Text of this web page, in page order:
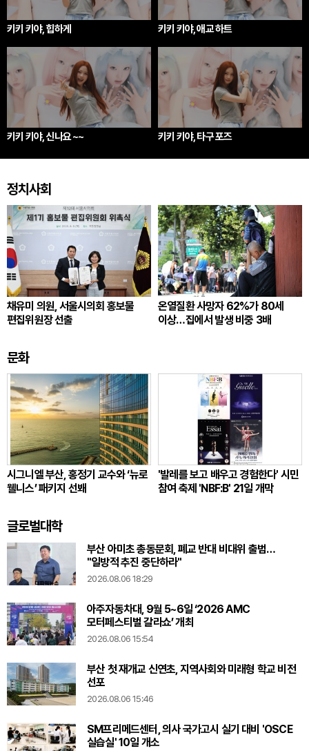
키키 키야, 힙하게 키키 키야, 애교 하트
키키 키야, 신나요 ~~ 키키 키야, 타구 포즈
정치사회
채유미 의원, 서울시의회 홍보물
편집위원장 선출
온열질환 사망자 62%가 80세
이상…집에서 발생 비중 3배
문화
시그니엘 부산, 홍정기 교수와 ‘뉴로
웰니스’ 패키지 선봬
'발레를 보고 배우고 경험한다' 시민
참여 축제 'NBF:B' 21일 개막
글로벌대학
부산 아미초 총동문회, 폐교 반대 비대위 출범…
"일방적 추진 중단하라"
2026.08.06 18:29
아주자동차대, 9월 5~6일 ‘2026 AMC
모터페스티벌 갈라쇼’ 개최
2026.08.06 15:54
부산 첫 재개교 신연초, 지역사회와 미래형 학교 비전
선포
2026.08.06 15:46
SM프리메드센터, 의사 국가고시 실기 대비 'OSCE
실습실' 10일 개소